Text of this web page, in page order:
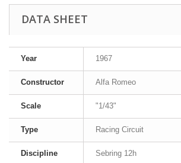
DATA SHEET
Year 1967
Constructor Alfa Romeo
Scale "1/43"
Type Racing Circuit
Discipline Sebring 12h